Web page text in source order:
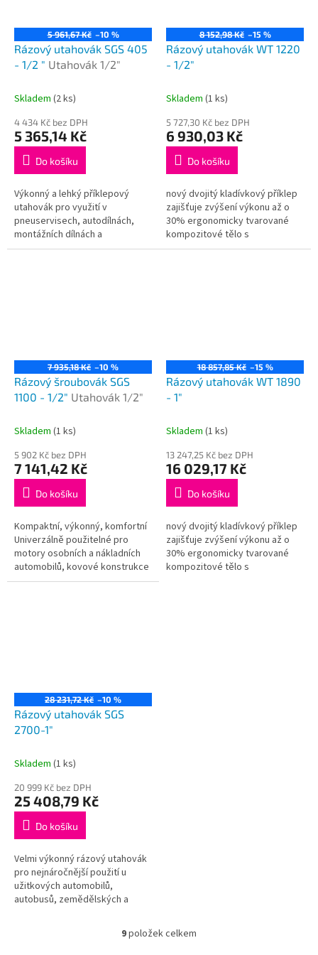
5 961,67 Kč –10 %
Rázový utahovák SGS 405
- 1/2 " Utahovák 1/2"
Skladem (2 ks)
4 434 Kč bez DPH
5 365,14 Kč
Do košíku
Výkonný a lehký příklepový
utahovák pro využití v
pneuservisech, autodílnách,
montážních dílnách a
kovovýrobě Vhodný pro menší
8 152,98 Kč –15 %
Rázový utahovák WT 1220
- 1/2"
Skladem (1 ks)
5 727,30 Kč bez DPH
6 930,03 Kč
Do košíku
nový dvojitý kladívkový příklep
zajišťuje zvýšení výkonu až o
30% ergonomicky tvarované
kompozitové tělo s
pogumovaným gripem pro jistý
7 935,18 Kč –10 %
Rázový šroubovák SGS
1100 - 1/2" Utahovák 1/2"
Skladem (1 ks)
5 902 Kč bez DPH
7 141,42 Kč
Do košíku
Kompaktní, výkonný, komfortní
Univerzálně použitelné pro
motory osobních a nákladních
automobilů, kovové konstrukce
a strojírenství díky vysokému
18 857,85 Kč –15 %
Rázový utahovák WT 1890
- 1"
Skladem (1 ks)
13 247,25 Kč bez DPH
16 029,17 Kč
Do košíku
nový dvojitý kladívkový příklep
zajišťuje zvýšení výkonu až o
30% ergonomicky tvarované
kompozitové tělo s
28 231,72 Kč –10 %
Rázový utahovák SGS
2700-1"
Skladem (1 ks)
20 999 Kč bez DPH
25 408,79 Kč
Do košíku
Velmi výkonný rázový utahovák
pro nejnáročnější použití u
užitkových automobilů,
autobusů, zemědělských a
O
9položek celkem